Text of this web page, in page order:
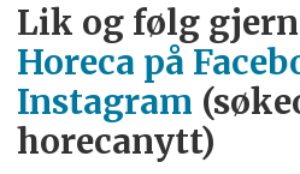
Lik og følg
Horeca på
Instagram
horecanytt)